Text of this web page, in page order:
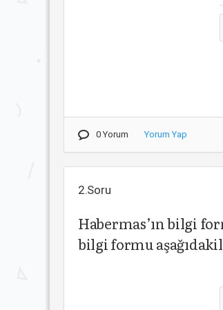
0 Yorum Yorum Yap
2.Soru
Habermas’ın bilgi
bilgi formu